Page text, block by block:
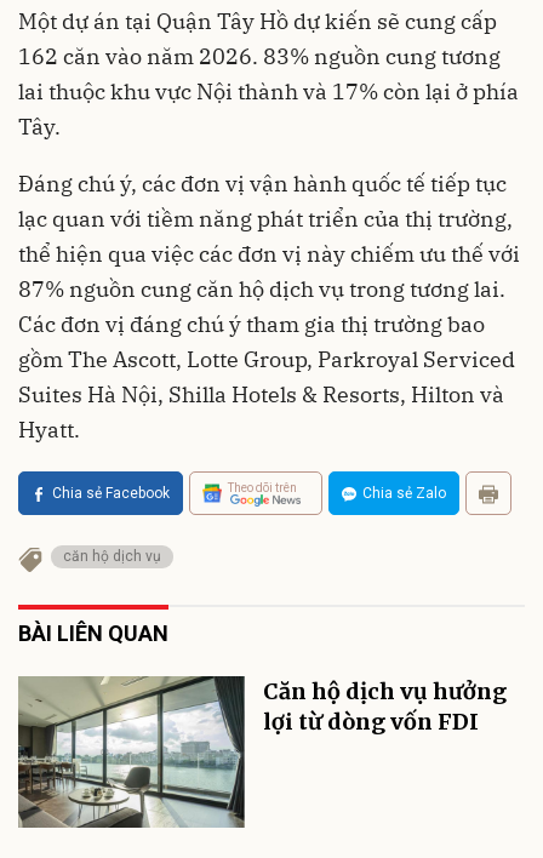
Một dự án tại Quận Tây Hồ dự kiến sẽ cung cấp
162 căn vào năm 2026. 83% nguồn cung tương
lai thuộc khu vực Nội thành và 17% còn lại ở phía
Tây.
Đáng chú ý, các đơn vị vận hành quốc tế tiếp tục
lạc quan với tiềm năng phát triển của thị trường,
thể hiện qua việc các đơn vị này chiếm ưu thế với
87% nguồn cung căn hộ dịch vụ trong tương lai.
Các đơn vị đáng chú ý tham gia thị trường bao
gồm The Ascott, Lotte Group, Parkroyal Serviced
Suites Hà Nội, Shilla Hotels & Resorts, Hilton và
Hyatt.
Chia sẻ Facebook Theo dõi trên Chia sẻ Zalo
căn hộ dịch vụ
BÀI LIÊN QUAN
Căn hộ dịch vụ hưởng
lợi từ dòng vốn FDI